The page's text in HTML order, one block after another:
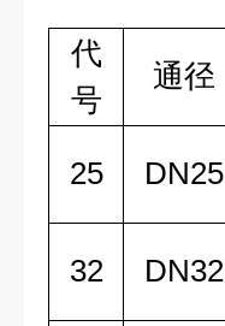
代
号
通径
25 DN25
32 DN32